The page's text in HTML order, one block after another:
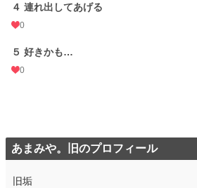
24h.ポイント 0 pt
更新日時
年間ポイント 896 pt (87,354 位)
累計ポイント
４ 連れ出してあげる
0
５ 好きかも…
0
あまみや。旧のプロフィール
旧垢